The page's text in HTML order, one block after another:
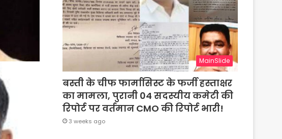
MainSlide
बस्ती के चीफ फार्मासिस्ट के फर्जी हस्ताक्षर
का मामला, पुरानी 04 सदस्यीय कमेटी की
रिपोर्ट पर वर्तमान CMO की रिपोर्ट भारी!
3 weeks ago